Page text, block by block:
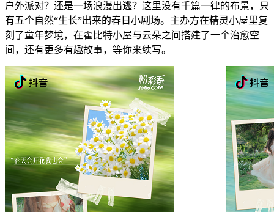
户外派对？还是一场浪漫出逃？这里没有千篇一律的布景，只
有五个自然“生长”出来的春日小剧场。主办方在精灵小屋里复
刻了童年梦境，在霍比特小屋与云朵之间搭建了一个治愈空
间，还有更多有趣故事，等你来续写。